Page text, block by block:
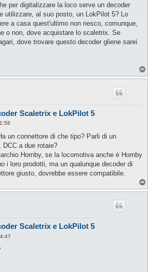
per digitalizzare la loco serve un decoder
utilizzare, al suo posto, un LokPilot 5? Lo
a casa quest'ultimo non riesco, comunque,
o non, dove acquistare lo scaletrix. Se
dove trovare questo decoder gliene sarei
Scaletrix e LokPilot 5
un connettore di che tipo? Parli di un
a due rotaie?
Hornby, se la locomotiva anche è Hornby
i loro prodotti, ma un qualunque decoder di
giusto, dovrebbe essere compatibile.
Scaletrix e LokPilot 5